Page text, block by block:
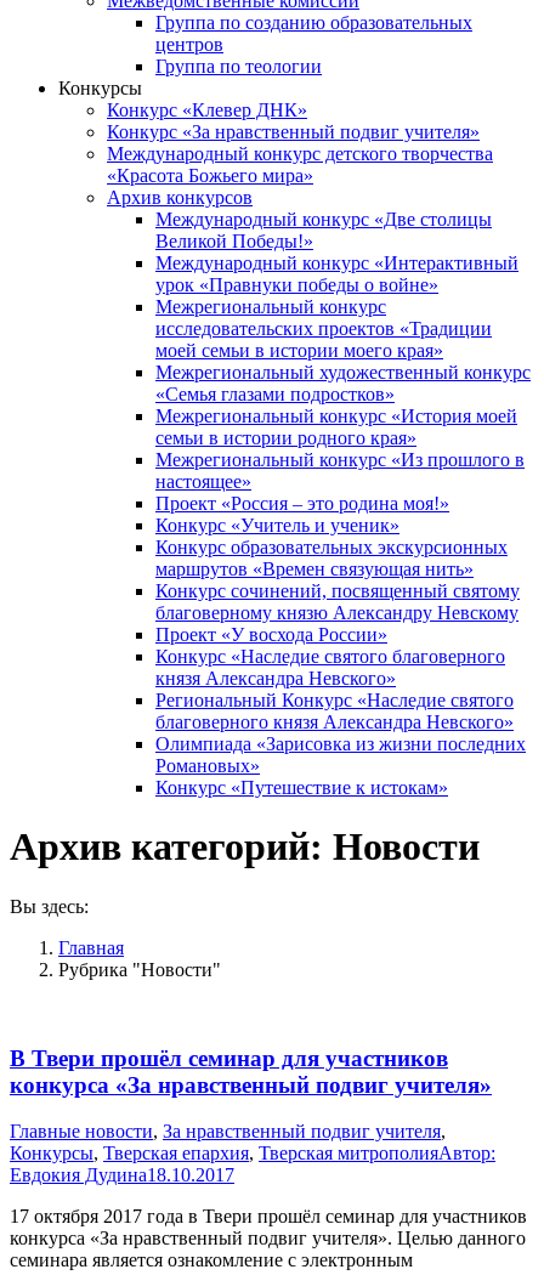
Группа по созданию образовательных
центров
Группа по теологии
Конкурсы
Конкурс «Клевер ДНК»
Конкурс «За нравственный подвиг учителя»
Международный конкурс детского творчества
«Красота Божьего мира»
Архив конкурсов
Международный конкурс «Две столицы
Великой Победы!»
Международный конкурс «Интерактивный
урок «Правнуки победы о войне»
Межрегиональный конкурс
исследовательских проектов «Традиции
моей семьи в истории моего края»
Межрегиональный художественный конкурс
«Семья глазами подростков»
Межрегиональный конкурс «История моей
семьи в истории родного края»
Межрегиональный конкурс «Из прошлого в
настоящее»
Проект «Россия – это родина моя!»
Конкурс «Учитель и ученик»
Конкурс образовательных экскурсионных
маршрутов «Времен связующая нить»
Конкурс сочинений, посвященный святому
благоверному князю Александру Невскому
Проект «У восхода России»
Конкурс «Наследие святого благоверного
князя Александра Невского»
Региональный Конкурс «Наследие святого
благоверного князя Александра Невского»
Олимпиада «Зарисовка из жизни последних
Романовых»
Конкурс «Путешествие к истокам»
Архив категорий: Новости
Вы здесь:
Главная
Рубрика "Новости"
В Твери прошёл семинар для участников
конкурса «За нравственный подвиг учителя»
Главные новости, За нравственный подвиг учителя,
Конкурсы, Тверская епархия, Тверская митрополияАвтор:
Евдокия Дудина18.10.2017
17 октября 2017 года в Твери прошёл семинар для участников
конкурса «За нравственный подвиг учителя». Целью данного
семинара является ознакомление с электронным